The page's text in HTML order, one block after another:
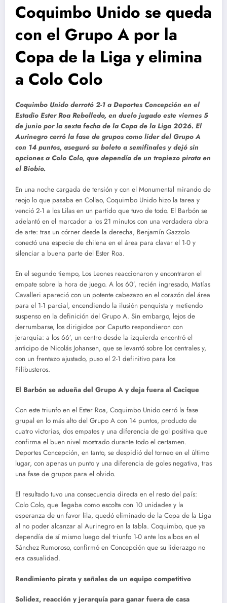
Coquimbo Unido se queda
con el Grupo A por la
Copa de la Liga y elimina
a Colo Colo
Coquimbo Unido derrotó 2-1 a Deportes Concepción en el
Estadio Ester Roa Rebolledo, en duelo jugado este viernes 5
de junio por la sexta fecha de la Copa de la Liga 2026. El
Aurinegro cerró la fase de grupos como líder del Grupo A
con 14 puntos, aseguró su boleto a semifinales y dejó sin
opciones a Colo Colo, que dependía de un tropiezo pirata en
el Biobío.
En una noche cargada de tensión y con el Monumental mirando de
reojo lo que pasaba en Collao, Coquimbo Unido hizo la tarea y
venció 2-1 a los Lilas en un partido que tuvo de todo. El Barbón se
adelantó en el marcador a los 21 minutos con una verdadera obra
de arte: tras un córner desde la derecha, Benjamín Gazzolo
conectó una especie de chilena en el área para clavar el 1-0 y
silenciar a buena parte del Ester Roa.
En el segundo tiempo, Los Leones reaccionaron y encontraron el
empate sobre la hora de juego. A los 60’, recién ingresado, Matías
Cavalleri apareció con un potente cabezazo en el corazón del área
para el 1-1 parcial, encendiendo la ilusión penquista y metiendo
suspenso en la definición del Grupo A. Sin embargo, lejos de
derrumbarse, los dirigidos por Caputto respondieron con
jerarquía: a los 66’, un centro desde la izquierda encontró el
anticipo de Nicolás Johansen, que se levantó sobre los centrales y,
con un frentazo ajustado, puso el 2-1 definitivo para los
Filibusteros.
El Barbón se adueña del Grupo A y deja fuera al Cacique
Con este triunfo en el Ester Roa, Coquimbo Unido cerró la fase
grupal en lo más alto del Grupo A con 14 puntos, producto de
cuatro victorias, dos empates y una diferencia de gol positiva que
confirma el buen nivel mostrado durante todo el certamen.
Deportes Concepción, en tanto, se despidió del torneo en el último
lugar, con apenas un punto y una diferencia de goles negativa, tras
una fase de grupos para el olvido.
El resultado tuvo una consecuencia directa en el resto del país:
Colo Colo, que llegaba como escolta con 10 unidades y la
esperanza de un favor lila, quedó eliminado de la Copa de la Liga
al no poder alcanzar al Aurinegro en la tabla. Coquimbo, que ya
dependía de sí mismo luego del triunfo 1-0 ante los albos en el
Sánchez Rumoroso, confirmó en Concepción que su liderazgo no
era casualidad.
Rendimiento pirata y señales de un equipo competitivo
Solidez, reacción y jerarquía para ganar fuera de casa